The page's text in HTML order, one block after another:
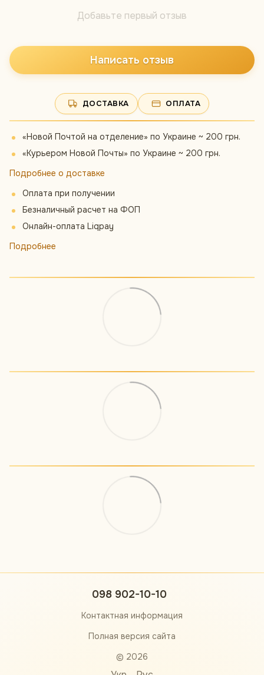
Добавьте первый отзыв
Написать отзыв
ДОСТАВКА ОПЛАТА
«Новой Почтой на отделение» по Украине ~ 200 грн.
«Курьером Новой Почты» по Украине ~ 200 грн.
Подробнее о доставке
Оплата при получении
Безналичный расчет на ФОП
Онлайн-оплата Liqpay
Подробнее
098 902-10-10
Контактная информация
Полная версия сайта
© 2026